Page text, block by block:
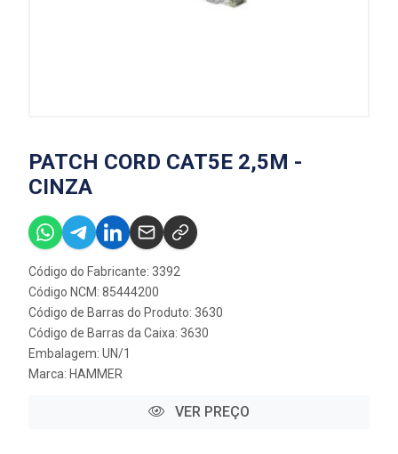
PATCH CORD CAT5E 2,5M -
CINZA
Código do Fabricante: 3392
Código NCM: 85444200
Código de Barras do Produto: 3630
Código de Barras da Caixa: 3630
Embalagem: UN/1
Marca: HAMMER
VER PREÇO